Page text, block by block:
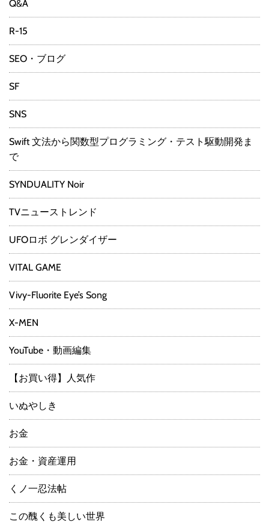
Q&A
R-15
SEO・ブログ
SF
SNS
Swift 文法から関数型プログラミング・テスト駆動開発ま
で
SYNDUALITY Noir
TVニューストレンド
UFOロボ グレンダイザー
VITAL GAME
Vivy-Fluorite Eye’s Song
X-MEN
YouTube・動画編集
【お買い得】人気作
いぬやしき
お金
お金・資産運用
くノ一忍法帖
この醜くも美しい世界